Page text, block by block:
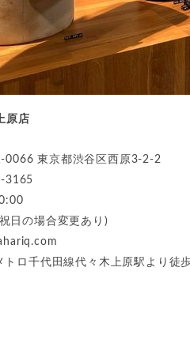
原店
0066 東京都渋谷区西原3-2-2
3165
日の場合変更あり)
トロ千代田線代々木上原駅より徒